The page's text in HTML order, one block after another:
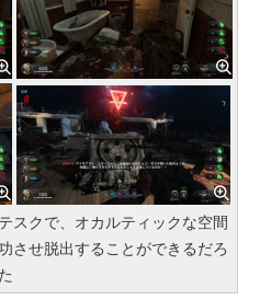
スクで、オカルティックな空間
させ脱出することができるだろ